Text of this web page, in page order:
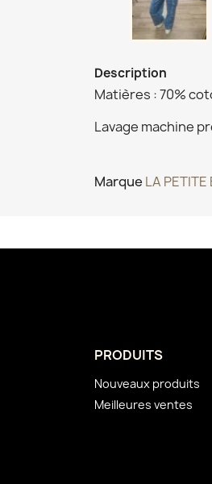
Description
Matières : 70%
Lavage machine
Marque LA PETITE
PRODUITS
Nouveaux produits
Meilleures ventes